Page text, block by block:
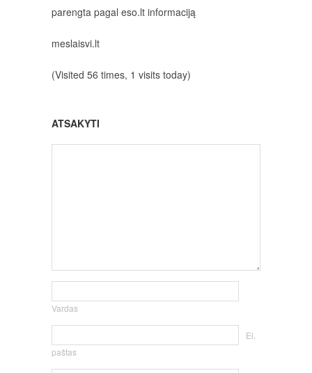
parengta pagal eso.lt informaciją
meslaisvi.lt
(Visited 56 times, 1 visits today)
ATSAKYTI
Vardas
El.
paštas